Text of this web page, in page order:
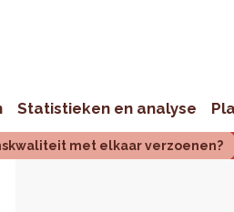
Statistieken en analyse
met elkaar verzoenen?